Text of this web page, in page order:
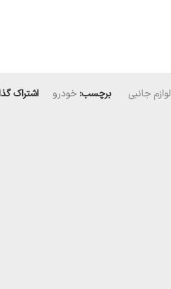
لوازم جانبی برچسب: خودرو اشتراک